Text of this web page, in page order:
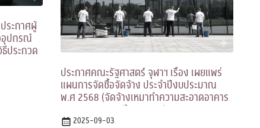
ระกาศผู้
อุปกรณ์
ประกวด
ประกาศคณะรัฐศาสตร์ จุฬาฯ เรื่อง เผยแพร่
แผนการจัดซื้อจัดจ้าง ประจำปีงบประมาณ
พ.ศ 2568 (จัดจ้างเหมาทำความสะอาดอาคาร
เกษม อุทยานินฯ ปีงบ 2569)
2025-09-03